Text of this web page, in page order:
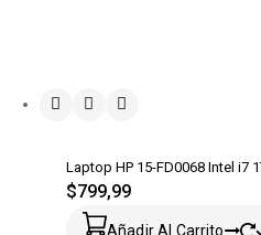
Laptop HP 15-FD0068 Intel i7
$799,99
Añadir Al Carrito